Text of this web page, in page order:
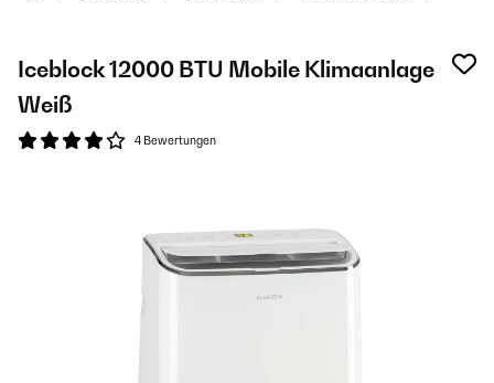
Iceblock 12000 BTU Mobile Klimaanlage
Weiß
4 Bewertungen